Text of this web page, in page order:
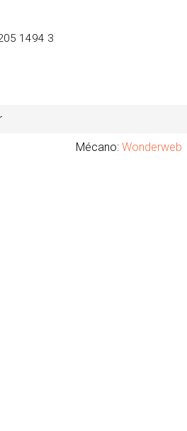
1494 3
Mécano: Wonderweb